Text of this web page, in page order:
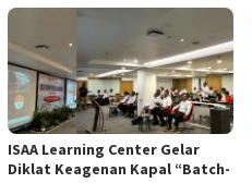
ISAA Learning Center Gelar
Diklat Keagenan Kapal “Batch-